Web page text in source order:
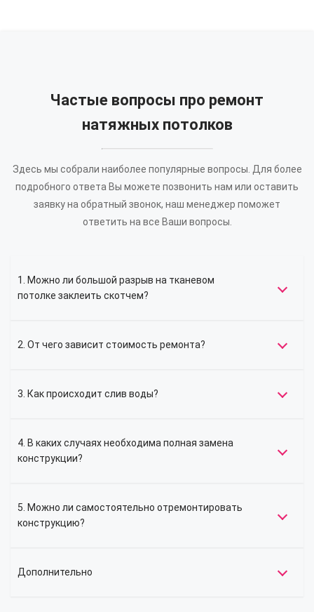
Частые вопросы про ремонт
натяжных потолков
Здесь мы собрали наиболее популярные вопросы. Для более
подробного ответа Вы можете позвонить нам или оставить
заявку на обратный звонок, наш менеджер поможет
ответить на все Ваши вопросы.
1. Можно ли большой разрыв на тканевом
потолке заклеить скотчем?
2. От чего зависит стоимость ремонта?
3. Как происходит слив воды?
4. В каких случаях необходима полная замена
конструкции?
5. Можно ли самостоятельно отремонтировать
конструкцию?
Дополнительно